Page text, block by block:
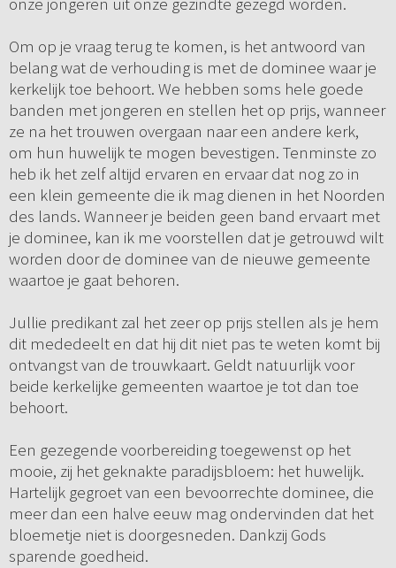
Om op je vraag terug te komen, is het antwoord van
belang wat de verhouding is met de dominee waar je
kerkelijk toe behoort. We hebben soms hele goede
banden met jongeren en stellen het op prijs, wanneer
ze na het trouwen overgaan naar een andere kerk,
om hun huwelijk te mogen bevestigen. Tenminste zo
heb ik het zelf altijd ervaren en ervaar dat nog zo in
een klein gemeente die ik mag dienen in het Noorden
des lands. Wanneer je beiden geen band ervaart met
je dominee, kan ik me voorstellen dat je getrouwd wilt
worden door de dominee van de nieuwe gemeente
waartoe je gaat behoren.
Jullie predikant zal het zeer op prijs stellen als je hem
dit mededeelt en dat hij dit niet pas te weten komt bij
ontvangst van de trouwkaart. Geldt natuurlijk voor
beide kerkelijke gemeenten waartoe je tot dan toe
behoort.
Een gezegende voorbereiding toegewenst op het
mooie, zij het geknakte paradijsbloem: het huwelijk.
Hartelijk gegroet van een bevoorrechte dominee, die
meer dan een halve eeuw mag ondervinden dat het
bloemetje niet is doorgesneden. Dankzij Gods
sparende goedheid.